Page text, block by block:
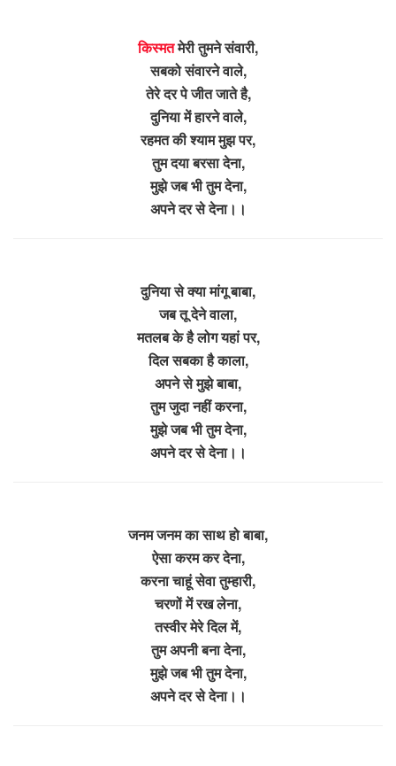
किस्मतमेरी तुमने संवारी,
सबको संवारने वाले,
तेरे दर पे जीत जाते है,
दुनिया में हारने वाले,
रहमत की श्याम मुझ पर,
तुम दया बरसा देना,
मुझे जब भी तुम देना,
अपने दर से देना।।
दुनिया से क्या मांगू बाबा,
जब तू देने वाला,
मतलब के है लोग यहां पर,
दिल सबका है काला,
अपने से मुझे बाबा,
तुम जुदा नहीं करना,
मुझे जब भी तुम देना,
अपने दर से देना।।
जनम जनम का साथ हो बाबा,
ऐसा करम कर देना,
करना चाहूं सेवा तुम्हारी,
चरणों में रख लेना,
तस्वीर मेरे दिल में,
तुम अपनी बना देना,
मुझे जब भी तुम देना,
अपने दर से देना।।